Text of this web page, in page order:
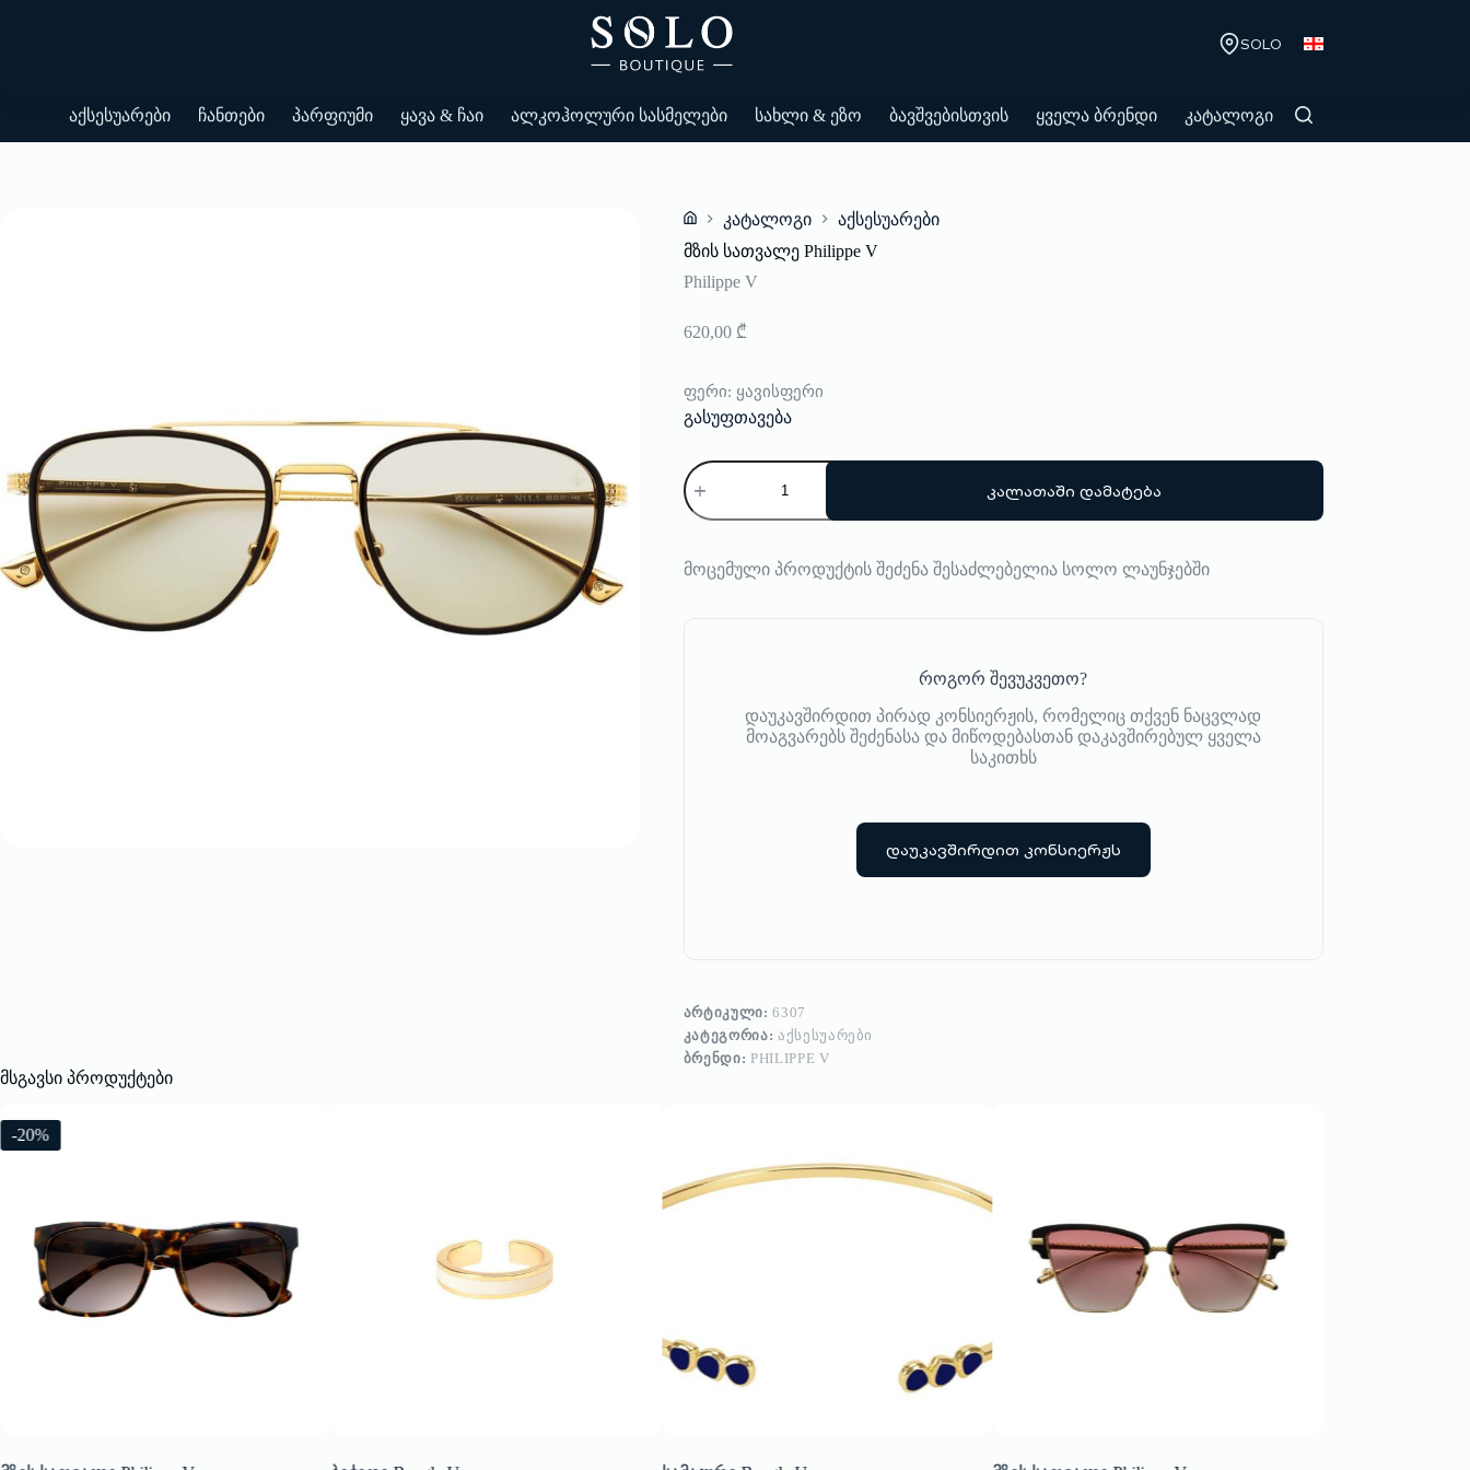
SOLO
აქსესუარები ჩანთები პარფიუმი ყავა & ჩაი ალკოჰოლური სასმელები სახლი & ეზო ბავშვებისთვის ყველა ბრენდი კატალოგი
Home
კატალოგი
აქსესუარები
მზის სათვალე Philippe V
Philippe V
620,00 ₾
ფერი: ყავისფერი
გასუფთავება
რაოდენობა:
მზის
სათვალე
კალათაში დამატება
მოცემული პროდუქტის შეძენა შესაძლებელია სოლო ლაუნჯებში
როგორ შევუკვეთო?
დაუკავშირდით პირად კონსიერჟის, რომელიც თქვენ ნაცვლად
მოაგვარებს შეძენასა და მიწოდებასთან დაკავშირებულ ყველა
საკითხს
დაუკავშირდით კონსიერჟს
ᲐᲠᲢᲘᲙᲣᲚᲘ:6307
ᲙᲐᲢᲔᲒᲝᲠᲘᲐ: ᲐᲥᲡᲔᲡᲣᲐᲠᲔᲑᲘ
ᲑᲠᲔᲜᲓᲘ: PHILIPPE V
მსგავსი პროდუქტები
-20%